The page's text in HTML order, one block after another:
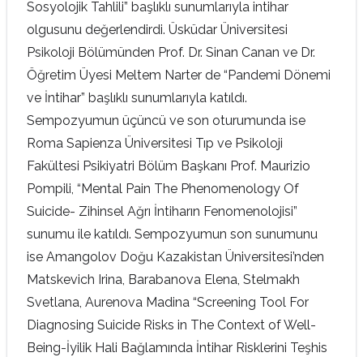
Sosyolojik Tahlili” başlıklı sunumlarıyla intihar
olgusunu değerlendirdi. Üsküdar Üniversitesi
Psikoloji Bölümünden Prof. Dr. Sinan Canan ve Dr.
Öğretim Üyesi Meltem Narter de “Pandemi Dönemi
ve İntihar” başlıklı sunumlarıyla katıldı.
Sempozyumun üçüncü ve son oturumunda ise
Roma Sapienza Üniversitesi Tıp ve Psikoloji
Fakültesi Psikiyatri Bölüm Başkanı Prof. Maurizio
Pompili, “Mental Pain The Phenomenology Of
Suicide- Zihinsel Ağrı İntiharın Fenomenolojisi”
sunumu ile katıldı. Sempozyumun son sunumunu
ise Amangolov Doğu Kazakistan Üniversitesi’nden
Matskevich Irina, Barabanova Elena, Stelmakh
Svetlana, Aurenova Madina “Screening Tool For
Diagnosing Suicide Risks in The Context of Well-
Being-İyilik Hali Bağlamında İntihar Risklerini Teşhis